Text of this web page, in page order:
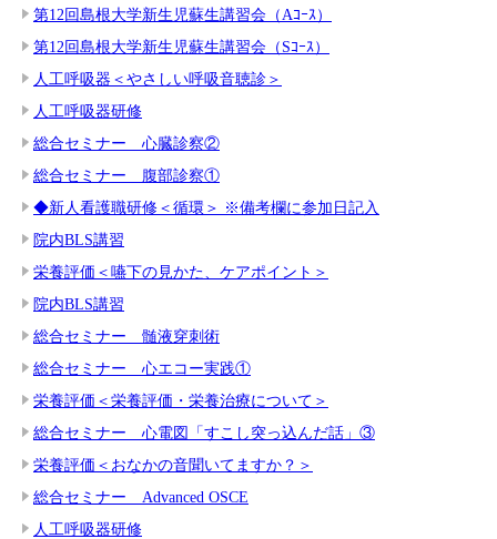
第12回島根大学新生児蘇生講習会（Aｺｰｽ）
第12回島根大学新生児蘇生講習会（Sｺｰｽ）
人工呼吸器＜やさしい呼吸音聴診＞
人工呼吸器研修
総合セミナー 心臓診察②
総合セミナー 腹部診察①
◆新人看護職研修＜循環＞ ※備考欄に参加日記入
院内BLS講習
栄養評価＜嚥下の見かた、ケアポイント＞
院内BLS講習
総合セミナー 髄液穿刺術
総合セミナー 心エコー実践①
栄養評価＜栄養評価・栄養治療について＞
総合セミナー 心電図「すこし突っ込んだ話」③
栄養評価＜おなかの音聞いてますか？＞
総合セミナー Advanced OSCE
人工呼吸器研修